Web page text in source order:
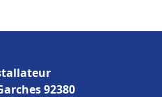
92380